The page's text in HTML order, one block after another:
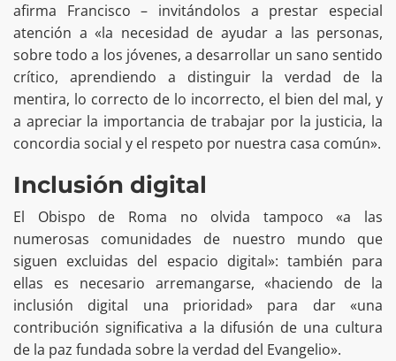
afirma Francisco – invitándolos a prestar especial
atención a «la necesidad de ayudar a las personas,
sobre todo a los jóvenes, a desarrollar un sano sentido
crítico, aprendiendo a distinguir la verdad de la
mentira, lo correcto de lo incorrecto, el bien del mal, y
a apreciar la importancia de trabajar por la justicia, la
concordia social y el respeto por nuestra casa común».
Inclusión digital
El Obispo de Roma no olvida tampoco «a las
numerosas comunidades de nuestro mundo que
siguen excluidas del espacio digital»: también para
ellas es necesario arremangarse, «haciendo de la
inclusión digital una prioridad» para dar «una
contribución significativa a la difusión de una cultura
de la paz fundada sobre la verdad del Evangelio».